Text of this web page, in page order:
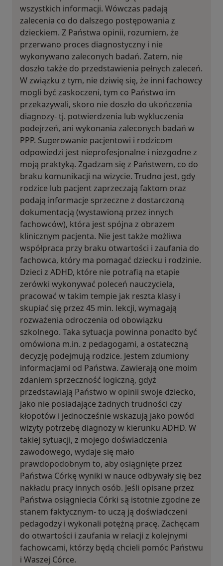
wszystkich informacji. Wówczas padają
zalecenia co do dalszego postępowania z
dzieckiem. Z Państwa opinii, rozumiem, że
przerwano proces diagnostyczny i nie
wykonywano zaleconych badań. Zatem, nie
doszło także do przedstawienia pełnych zaleceń.
W związku z tym, nie dziwię się, że inni fachowcy
mogli być zaskoczeni, tym co Państwo im
przekazywali, skoro nie doszło do ukończenia
diagnozy- tj. potwierdzenia lub wykluczenia
podejrzeń, ani wykonania zaleconych badań w
PPP. Sugerowanie pacjentowi i rodzicom
odpowiedzi jest nieprofesjonalne i niezgodne z
moją praktyką. Zgadzam się z Państwem, co do
braku komunikacji na wizycie. Trudno jest, gdy
rodzice lub pacjent zaprzeczają faktom oraz
podają informacje sprzeczne z dostarczoną
dokumentacją (wystawioną przez innych
fachowców), która jest spójna z obrazem
klinicznym pacjenta. Nie jest także możliwa
współpraca przy braku otwartości i zaufania do
fachowca, który ma pomagać dziecku i rodzinie.
Dzieci z ADHD, które nie potrafią na etapie
zerówki wykonywać poleceń nauczyciela,
pracować w takim tempie jak reszta klasy i
skupiać się przez 45 min. lekcji, wymagają
rozważenia odroczenia od obowiązku
szkolnego. Taka sytuacja powinna ponadto być
omówiona m.in. z pedagogami, a ostateczną
decyzję podejmują rodzice. Jestem zdumiony
informacjami od Państwa. Zawierają one moim
zdaniem sprzeczność logiczną, gdyż
przedstawiają Państwo w opinii swoje dziecko,
jako nie posiadające żadnych trudności czy
kłopotów i jednocześnie wskazują jako powód
wizyty potrzebę diagnozy w kierunku ADHD. W
takiej sytuacji, z mojego doświadczenia
zawodowego, wydaje się mało
prawdopodobnym to, aby osiągnięte przez
Państwa Córkę wyniki w nauce odbywały się bez
nakładu pracy innych osób. Jeśli opisane przez
Państwa osiągniecia Córki są istotnie zgodne ze
stanem faktycznym- to uczą ją doświadczeni
pedagodzy i wykonali potężną pracę. Zachęcam
do otwartości i zaufania w relacji z kolejnymi
fachowcami, którzy będą chcieli pomóc Państwu
i Waszej Córce.